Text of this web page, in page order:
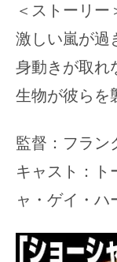
＜ストーリー
激しい嵐が過
身動きが取れ
生物が彼ら
監督：フラン
キャスト：ト
ャ・ゲイ・